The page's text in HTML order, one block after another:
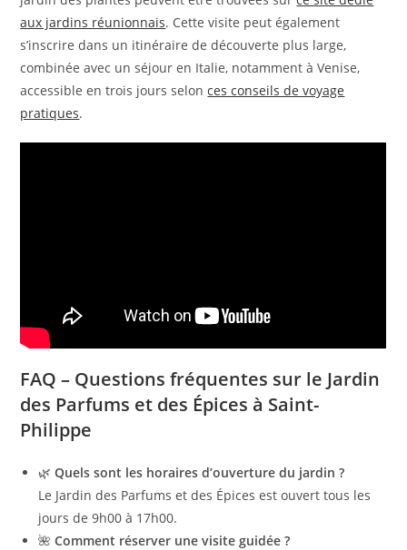
aux jardins réunionnais. Cette visite peut également
s’inscrire dans un itinéraire de découverte plus large,
combinée avec un séjour en Italie, notamment à Venise,
accessible en trois jours selonces conseils de voyage
pratiques.
FAQ – Questions fréquentes sur le Jardin
des Parfums et des Épices à Saint-
Philippe
🌿Quels sont les horaires d’ouverture du jardin ?
Le Jardin des Parfums et des Épices est ouvert tous les
jours de 9h00 à 17h00.
🌺Comment réserver une visite guidée ?